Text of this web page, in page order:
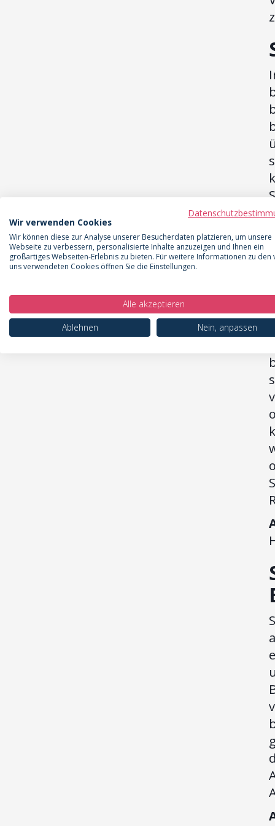
Wir verwenden Cookies
Wir können diese zur Analyse unserer Besucherdaten platzieren, um unsere
Webseite zu verbessern, personalisierte Inhalte anzuzeigen und Ihnen ein
großartiges Webseiten-Erlebnis zu bieten. Für weitere Informationen zu den
uns verwendeten Cookies öffnen Sie die Einstellungen.
Alle akzeptieren
Ablehnen
Nein, anpassen